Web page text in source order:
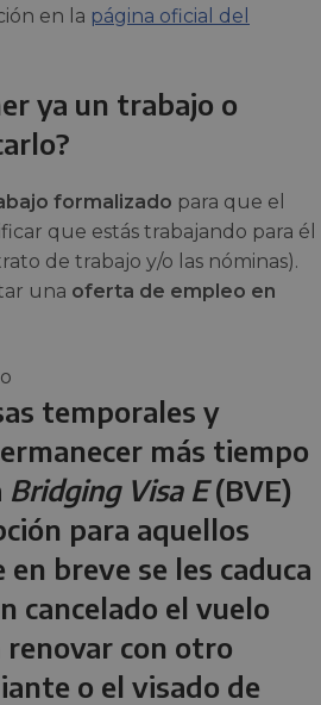
en la página oficial del
ya un trabajo o
formalizado para que el
que estás trabajando para él
de trabajo y/o las nóminas).
una oferta de empleo en
temporales y
más tiempo
Bridging Visa E(BVE)
para aquellos
breve se les caduca
cancelado el vuelo
con otro
o el visado de